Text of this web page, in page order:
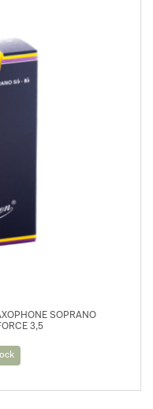
SOPRANO
3,5